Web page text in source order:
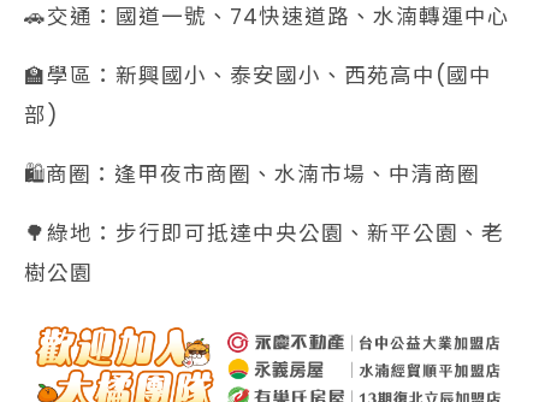
🚗交通：國道一號、74快速道路、水湳轉運中心
🏫學區：新興國小、泰安國小、西苑高中(國中
部)
🛍️商圈：逢甲夜市商圈、水湳市場、中清商圈
🌳綠地：步行即可抵達中央公園、新平公園、老
樹公園